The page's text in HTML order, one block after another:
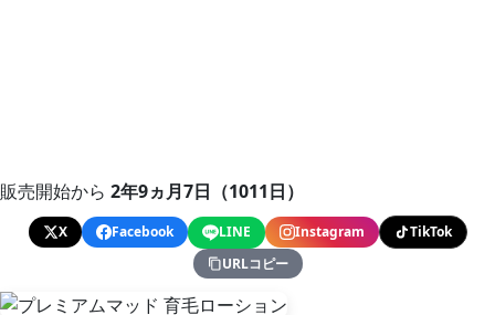
販売開始から 2年9ヵ月7日（1011日）
X Facebook LINE Instagram
TikTok
URLコピー